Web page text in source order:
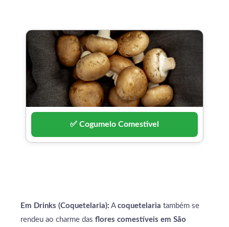
✅ Cogumelo Comestivel
Em Drinks (Coquetelaria): A coquetelaria também se
rendeu ao charme das flores comestíveis em São